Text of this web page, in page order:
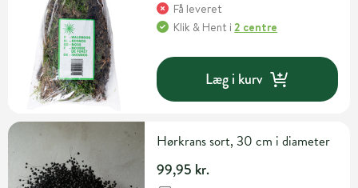
Få leveret
Klik & Hent i2 centre
Læg i kurv
Hørkrans sort, 30 cm i diameter
99,95 kr.